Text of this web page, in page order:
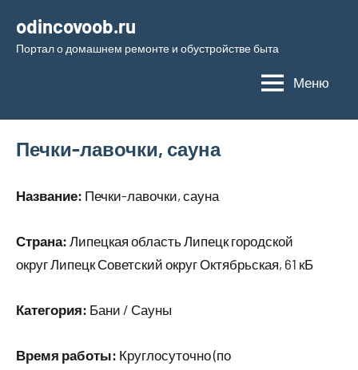
содержимому
odincovoob.ru
Портал о домашнем ремонте и обустройстве быта
Меню
Печки-лавочки, сауна
Название: Печки-лавочки, сауна
Страна: Липецкая область Липецк городской
округ Липецк Советский округ Октябрьская, 61 кБ
Категория: Бани / Сауны
Время работы: Круглосуточно (по